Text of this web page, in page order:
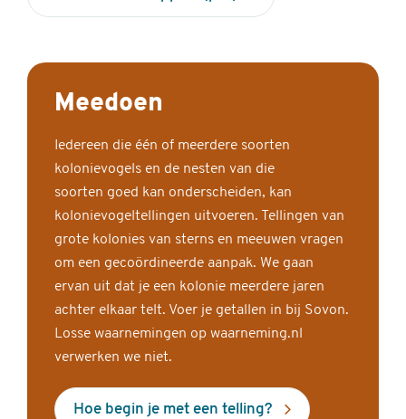
Meedoen
Iedereen die één of meerdere soorten
kolonievogels en de nesten van die
soorten goed kan onderscheiden, kan
kolonievogeltellingen uitvoeren. Tellingen van
grote kolonies van sterns en meeuwen vragen
om een gecoördineerde aanpak. We gaan
ervan uit dat je een kolonie meerdere jaren
achter elkaar telt. Voer je getallen in bij Sovon.
Losse waarnemingen op waarneming.nl
verwerken we niet.
Hoe begin je met een telling?